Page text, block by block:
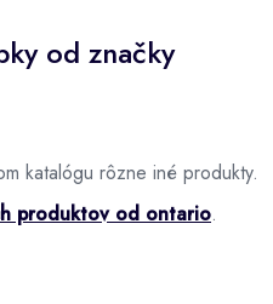
od značky
katalógu rôzne iné produkty.
produktov od ontario.